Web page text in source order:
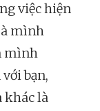
việc hiện
mình
mình
bạn,
khác là